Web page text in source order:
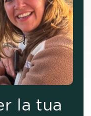
la tua